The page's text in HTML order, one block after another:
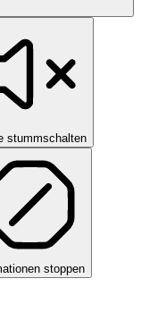
stummschalten
stoppen